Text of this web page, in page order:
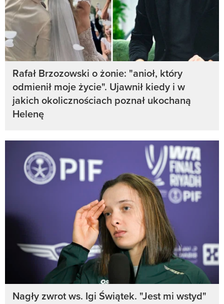
Rafał Brzozowski o żonie: "anioł, który
odmienił moje życie". Ujawnił kiedy i w
jakich okolicznościach poznał ukochaną
Helenę
Nagły zwrot ws. Igi Świątek. "Jest mi wstyd"